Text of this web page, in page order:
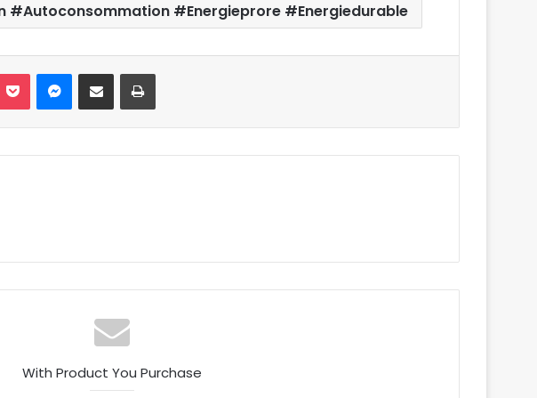
#Autoconsommation #Energieprore #Energiedurable
With Product You Purchase